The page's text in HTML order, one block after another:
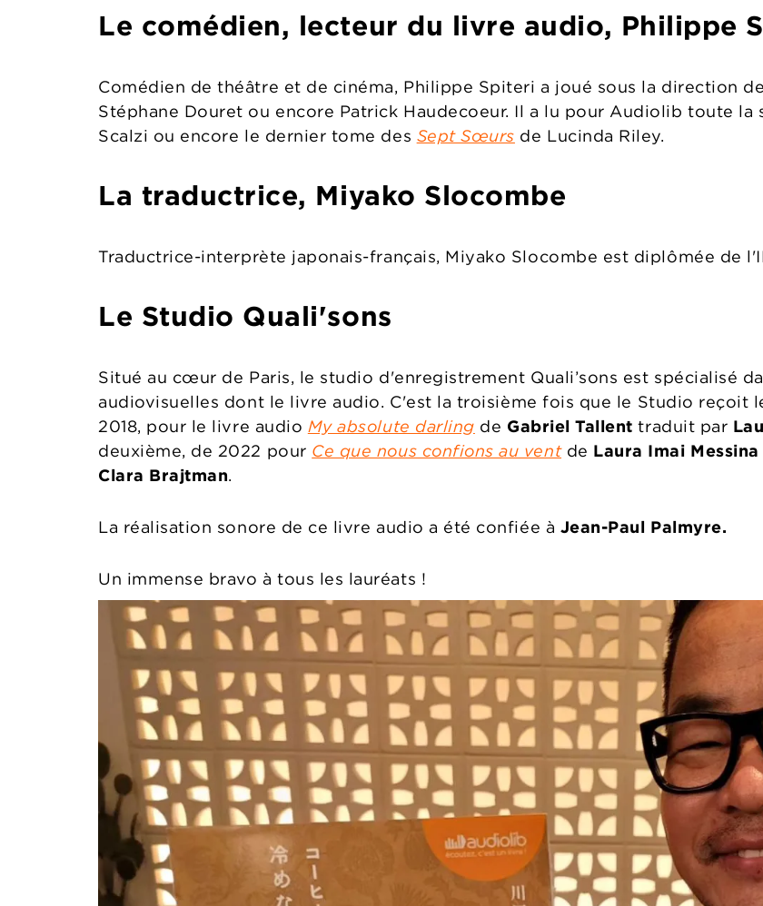
Le comédien, lecteur du livre audio, Philippe
Comédien de théâtre et de cinéma, Philippe Spiteri a joué sous la direction
Stéphane Douret ou encore Patrick Haudecoeur. Il a lu pour Audiolib toute la
Scalzi ou encore le dernier tome des Sept Sœurs de Lucinda Riley.
La traductrice, Miyako Slocombe
Traductrice-interprète japonais-français, Miyako Slocombe est diplômée de
Le Studio Quali'sons
Situé au cœur de Paris, le studio d'enregistrement Quali’sons est spécialisé
audiovisuelles dont le livre audio. C'est la troisième fois que le Studio reçoit
2018, pour le livre audio My absolute darling de Gabriel Tallent traduit par
deuxième, de 2022 pour Ce que nous confions au ventde Laura Imai Messina
Clara Brajtman.
La réalisation sonore de ce livre audio a été confiée à Jean-Paul Palmyre.
Un immense bravo à tous les lauréats !